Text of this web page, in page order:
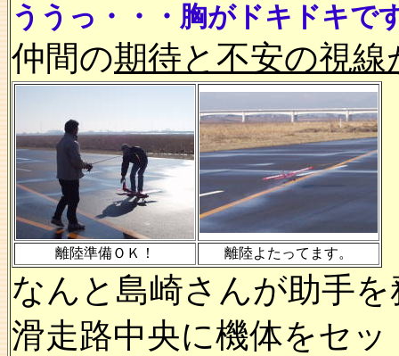
ううっ・・・胸がドキドキで
仲間の期待と不安の視
離陸準備ＯＫ！ 離陸よたってます。
なんと島崎さんが助手
滑走路中央に機体をセ